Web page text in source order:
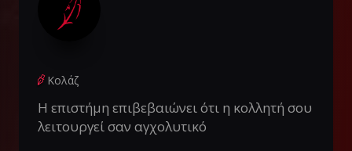
Κολάζ
Η επιστήμη επιβεβαιώνει ότι η κολλητή σου
λειτουργεί σαν αγχολυτικό